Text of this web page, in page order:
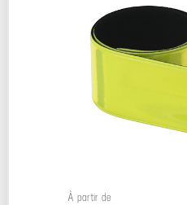
À partir de